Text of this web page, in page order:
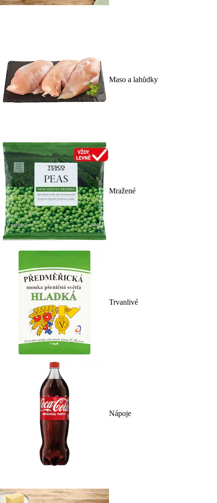
Maso a lahůdky
Mražené
Trvanlivé
Nápoje